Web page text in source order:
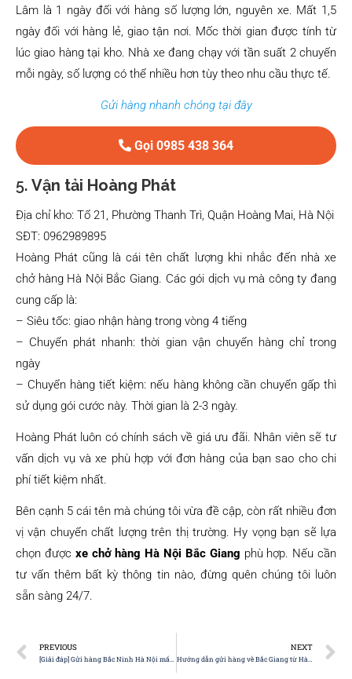
Lâm là 1 ngày đối với hàng số lượng lớn, nguyên xe. Mất 1,5
ngày đối với hàng lẻ, giao tận nơi. Mốc thời gian được tính từ
lúc giao hàng tại kho. Nhà xe đang chạy với tần suất 2 chuyến
mỗi ngày, số lượng có thể nhiều hơn tùy theo nhu cầu thực tế.
Gửi hàng nhanh chóng tại đây
Gọi 0985 438 364
5. Vận tải Hoàng Phát
Địa chỉ kho: Tổ 21, Phường Thanh Trì, Quận Hoàng Mai, Hà Nội
SĐT: 0962989895
Hoàng Phát cũng là cái tên chất lượng khi nhắc đến nhà xe
chở hàng Hà Nội Bắc Giang. Các gói dịch vụ mà công ty đang
cung cấp là:
– Siêu tốc: giao nhận hàng trong vòng 4 tiếng
– Chuyển phát nhanh: thời gian vận chuyển hàng chỉ trong
ngày
– Chuyển hàng tiết kiệm: nếu hàng không cần chuyển gấp thì
sử dụng gói cước này. Thời gian là 2-3 ngày.
Hoàng Phát luôn có chính sách về giá ưu đãi. Nhân viên sẽ tư
vấn dịch vụ và xe phù hợp với đơn hàng của bạn sao cho chi
phí tiết kiệm nhất.
Bên cạnh 5 cái tên mà chúng tôi vừa đề cập, còn rất nhiều đơn
vị vận chuyển chất lượng trên thị trường. Hy vọng bạn sẽ lựa
chọn được xe chở hàng Hà Nội Bắc Giang phù hợp. Nếu cần
tư vấn thêm bất kỳ thông tin nào, đừng quên chúng tôi luôn
sẵn sàng 24/7.
PREVIOUS NEXT